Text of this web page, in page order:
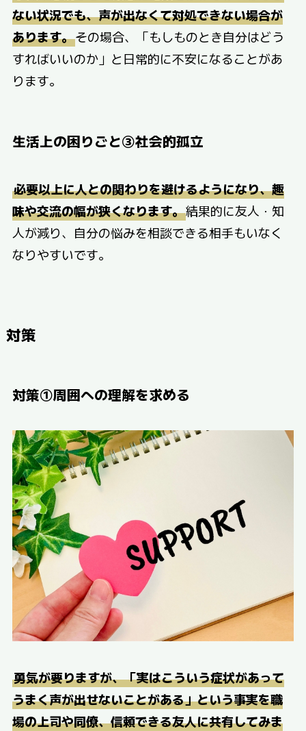
ない状況でも、声が出なくて対処できない場合が
あります。その場合、「もしものとき自分はどう
すればいいのか」と日常的に不安になることがあ
ります。
生活上の困りごと③社会的孤立
必要以上に人との関わりを避けるようになり、趣
味や交流の幅が狭くなります。結果的に友人・知
人が減り、自分の悩みを相談できる相手もいなく
なりやすいです。
対策
対策①周囲への理解を求める
勇気が要りますが、「実はこういう症状があって
うまく声が出せないことがある」という事実を職
場の上司や同僚、信頼できる友人に共有してみま